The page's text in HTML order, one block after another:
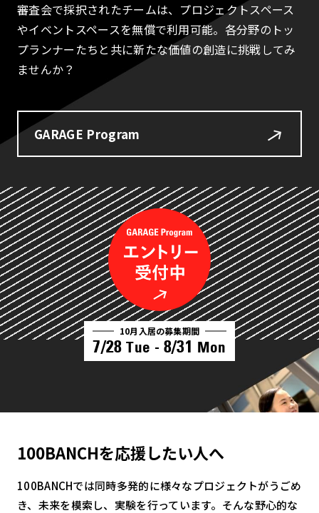
審査会で採択されたチームは、プロジェクトスペース
やイベントスペースを無償で利用可能。各分野のトッ
プランナーたちと共に新たな価値の創造に挑戦してみ
ませんか？
GARAGE Program
10月入居の募集期間
7/28 Tue - 8/31 Mon
100BANCHを応援したい人へ
100BANCHでは同時多発的に様々なプロジェクトがうごめ
き、未来を模索し、実験を行っています。そんな野心的な